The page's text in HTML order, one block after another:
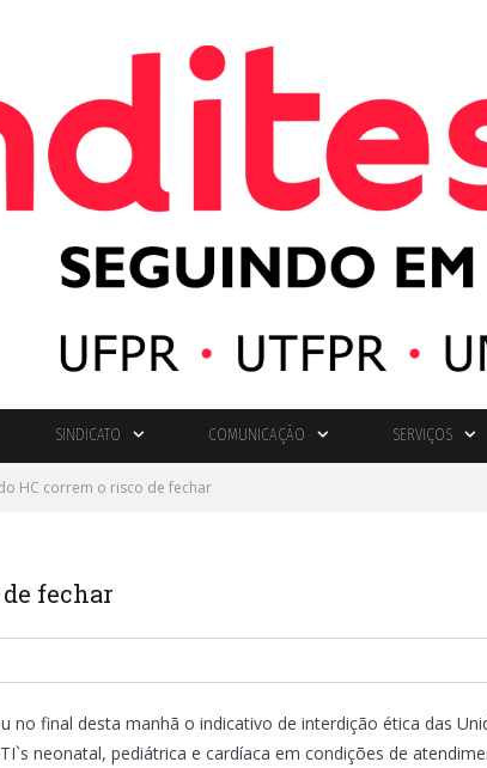
SINDICATO COMUNICAÇÃO SERVIÇOS
HC correm o risco de fechar
fechar
no final desta manhã o indicativo de interdição ética das
neonatal, pediátrica e cardíaca em condições de